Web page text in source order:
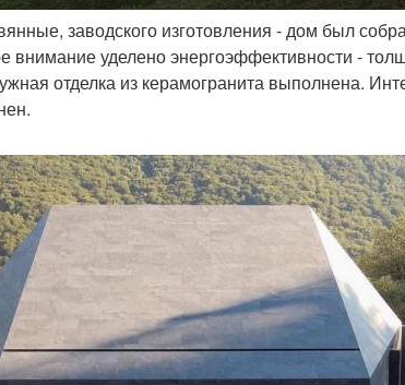
заводского изготовления - дом был
внимание уделено энергоэффективности -
отделка из керамогранита выполнена.